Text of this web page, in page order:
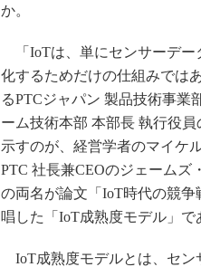
か。
「IoTは、単にセンサーデー
化するためだけの仕組みでは
るPTCジャパン 製品技術事業
ーム技術本部 本部長 執行役
示すのが、経営学者のマイケ
PTC 社長兼CEOのジェームズ
の両名が論文「IoT時代の競争
唱した「IoT成熟度モデル」で
IoT成熟度モデルとは、セン